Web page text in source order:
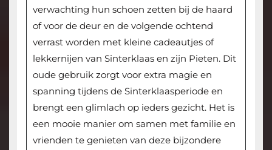
verwachting hun schoen zetten bij de haard
of voor de deur en de volgende ochtend
verrast worden met kleine cadeautjes of
lekkernijen van Sinterklaas en zijn Pieten. Dit
oude gebruik zorgt voor extra magie en
spanning tijdens de Sinterklaasperiode en
brengt een glimlach op ieders gezicht. Het is
een mooie manier om samen met familie en
vrienden te genieten van deze bijzondere